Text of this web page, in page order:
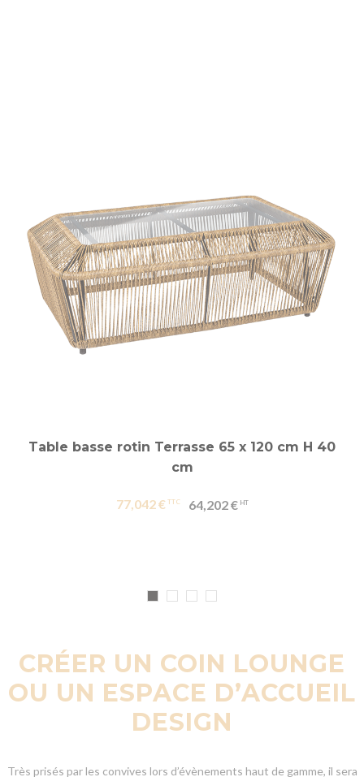
Table basse rotin Terrasse 65 x 120 cm H 40
cm
77,042 € 64,202 €
CRÉER UN COIN LOUNGE
OU UN ESPACE D’ACCUEIL
DESIGN
Très prisés par les convives lors d’évènements haut de gamme, il sera